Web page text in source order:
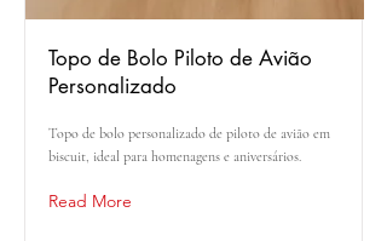
Topo de Bolo Piloto de Avião
Personalizado
Topo de bolo personalizado de piloto de avião em
biscuit, ideal para homenagens e aniversários.
Read More